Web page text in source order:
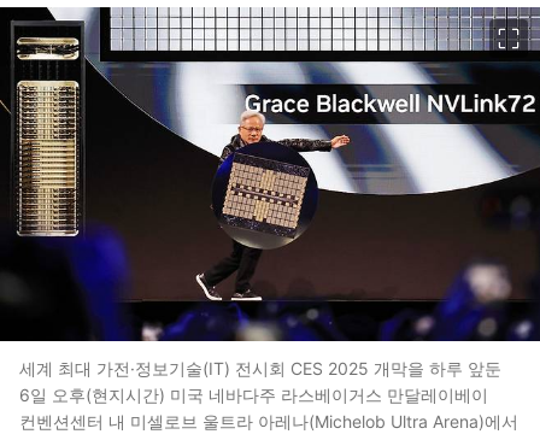
세계 최대 가전·정보기술(IT) 전시회 CES 2025 개막을 하루 앞둔
6일 오후(현지시간) 미국 네바다주 라스베이거스 만달레이베이
컨벤션센터 내 미셀로브 울트라 아레나(Michelob Ultra Arena)에서